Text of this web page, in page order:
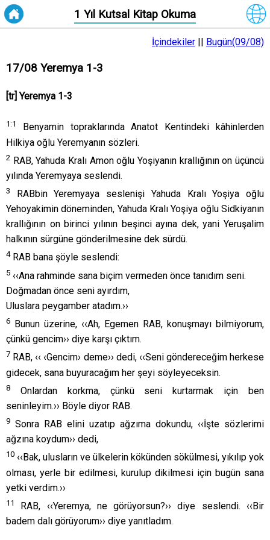
1 Yıl Kutsal Kitap Okuma
İçindekiler || Bugün(09/08)
17/08 Yeremya 1-3
[tr] Yeremya 1-3
1:1
Benyamin topraklarında Anatot Kentindeki kâhinlerden
Hilkiya oğlu Yeremyanın sözleri.
2 RAB, Yahuda Kralı Amon oğlu Yoşiyanın krallığının on üçüncü
yılında Yeremyaya seslendi.
3
RABbin Yeremyaya seslenişi Yahuda Kralı Yoşiya oğlu
Yehoyakimin döneminden, Yahuda Kralı Yoşiya oğlu Sidkiyanın
krallığının on birinci yılının beşinci ayına dek, yani Yeruşalim
halkının sürgüne gönderilmesine dek sürdü.
4RAB bana şöyle seslendi:
5 ‹‹Ana rahminde sana biçim vermeden önce tanıdım seni.
Doğmadan önce seni ayırdım,
Uluslara peygamber atadım.››
6
Bunun üzerine, ‹‹Ah, Egemen RAB, konuşmayı bilmiyorum,
çünkü gencim›› diye karşı çıktım.
7 RAB, ‹‹ ‹Gencim› deme›› dedi, ‹‹Seni göndereceğim herkese
gidecek, sana buyuracağım her şeyi söyleyeceksin.
8
Onlardan korkma, çünkü seni kurtarmak için ben
seninleyim.›› Böyle diyor RAB.
9 Sonra RAB elini uzatıp ağzıma dokundu, ‹‹İşte sözlerimi
ağzına koydum›› dedi,
10 ‹‹Bak, ulusların ve ülkelerin kökünden sökülmesi, yıkılıp yok
olması, yerle bir edilmesi, kurulup dikilmesi için bugün sana
yetki verdim.››
11
RAB, ‹‹Yeremya, ne görüyorsun?›› diye seslendi. ‹‹Bir
badem dalı görüyorum›› diye yanıtladım.